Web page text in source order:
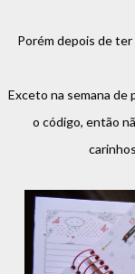
Porém depois de
Exceto na semana de
o código, então